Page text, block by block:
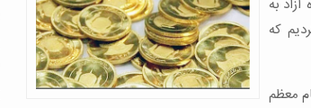
به
که
معظم